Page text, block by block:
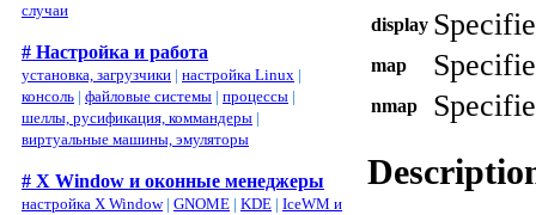
случаи
# Настройка и работа
установка, загрузчики | настройка Linux |
консоль | файловые системы | процессы |
шеллы, русификация, коммандеры |
виртуальные машины, эмуляторы
# X Window и оконные менеджеры
настройка X Window| GNOME | KDE | IceWM и
display
map
nmap